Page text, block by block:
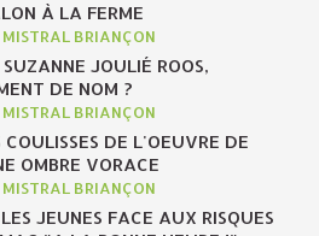
À LA FERME
MISTRAL BRIANÇON
JOULIÉ ROOS,
DE NOM ?
MISTRAL BRIANÇON
DE L'OEUVRE DE
OMBRE VORACE
MISTRAL BRIANÇON
JEUNES FACE AUX RISQUES